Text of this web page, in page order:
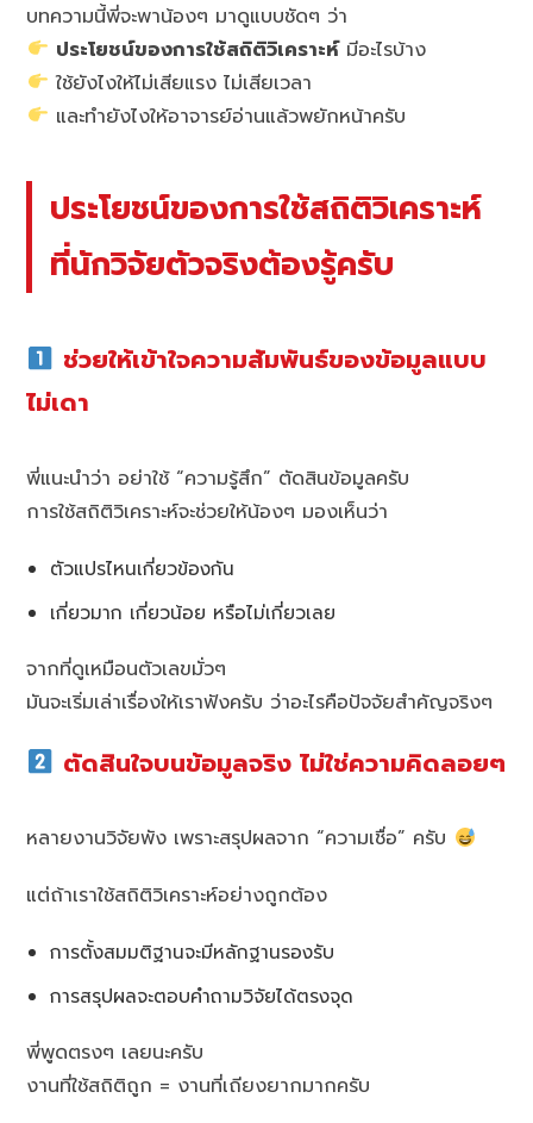
บทความนี้พี่จะพาน้องๆ มาดูแบบชัดๆ ว่า
ประโยชน์ของการใช้สถิติวิเคราะห์มีอะไรบ้าง
ใช้ยังไงให้ไม่เสียแรง ไม่เสียเวลา
และทำยังไงให้อาจารย์อ่านแล้วพยักหน้าครับ
ประโยชน์ของการใช้สถิติวิเคราะห์
ที่นักวิจัยตัวจริงต้องรู้ครับ
ช่วยให้เข้าใจความสัมพันธ์ของข้อมูลแบบ
ไม่เดา
พี่แนะนำว่า อย่าใช้ “ความรู้สึก” ตัดสินข้อมูลครับ
การใช้สถิติวิเคราะห์จะช่วยให้น้องๆ มองเห็นว่า
ตัวแปรไหนเกี่ยวข้องกัน
เกี่ยวมาก เกี่ยวน้อย หรือไม่เกี่ยวเลย
จากที่ดูเหมือนตัวเลขมั่วๆ
มันจะเริ่มเล่าเรื่องให้เราฟังครับ ว่าอะไรคือปัจจัยสำคัญจริงๆ
ตัดสินใจบนข้อมูลจริง ไม่ใช่ความคิดลอยๆ
หลายงานวิจัยพัง เพราะสรุปผลจาก “ความเชื่อ” ครับ
แต่ถ้าเราใช้สถิติวิเคราะห์อย่างถูกต้อง
การตั้งสมมติฐานจะมีหลักฐานรองรับ
การสรุปผลจะตอบคำถามวิจัยได้ตรงจุด
พี่พูดตรงๆ เลยนะครับ
งานที่ใช้สถิติถูก = งานที่เถียงยากมากครับ